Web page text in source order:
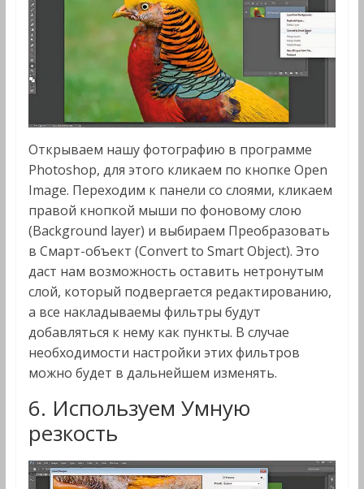
Открываем нашу фотографию в программе
Photoshop, для этого кликаем по кнопке Open
Image. Переходим к панели со слоями, кликаем
правой кнопкой мыши по фоновому слою
(Background layer) и выбираем Преобразовать
в Смарт-объект (Convert to Smart Object). Это
даст нам возможность оставить нетронутым
слой, который подвергается редактированию,
а все накладываемы фильтры будут
добавляться к нему как пункты. В случае
необходимости настройки этих фильтров
можно будет в дальнейшем изменять.
6. Используем Умную
резкость